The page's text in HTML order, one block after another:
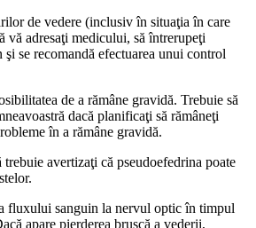
de vedere (inclusiv în situaţia în care
vă adresaţi medicului, să întrerupeţi
se recomandă efectuarea unui control
de a rămâne gravidă. Trebuie să
dacă planificaţi să rămâneţi
în a rămâne gravidă.
avertizaţi că pseudoefedrina poate
fluxului sanguin la nervul optic în timpul
apare pierderea bruscă a vederii,